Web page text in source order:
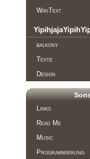
WikiText
balkony
Texte
Design
Links
Read Me
Music
Programmierung